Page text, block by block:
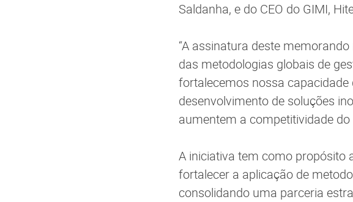
Saldanha, e do CEO do GIMI,
“A assinatura deste
das metodologias globais de
fortalecemos nossa
desenvolvimento de soluções
aumentem a competitividade do
A iniciativa tem como propósito
fortalecer a aplicação de
consolidando uma parceria